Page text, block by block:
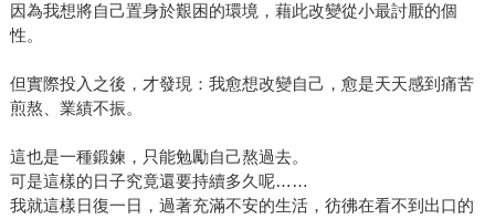
因為我想將自己置身於艱困的環境，藉此改變從小最討厭的個
性。
但實際投入之後，才發現：我愈想改變自己，愈是天天感到痛苦
煎熬、業績不振。
這也是一種鍛鍊，只能勉勵自己熬過去。
可是這樣的日子究竟還要持續多久呢……
我就這樣日復一日，過著充滿不安的生活，彷彿在看不到出口的